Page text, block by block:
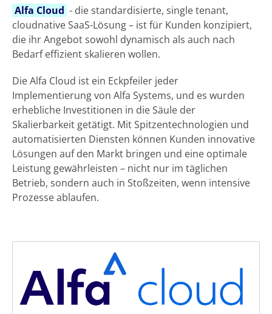
Alfa Cloud - die standardisierte, single tenant,
cloudnative SaaS-Lösung – ist für Kunden konzipiert,
die ihr Angebot sowohl dynamisch als auch nach
Bedarf effizient skalieren wollen.
Die Alfa Cloud ist ein Eckpfeiler jeder
Implementierung von Alfa Systems, und es wurden
erhebliche Investitionen in die Säule der
Skalierbarkeit getätigt. Mit Spitzentechnologien und
automatisierten Diensten können Kunden innovative
Lösungen auf den Markt bringen und eine optimale
Leistung gewährleisten – nicht nur im täglichen
Betrieb, sondern auch in Stoßzeiten, wenn intensive
Prozesse ablaufen.